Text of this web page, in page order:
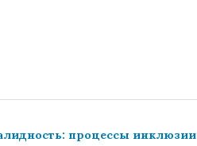
процессы инклюзии